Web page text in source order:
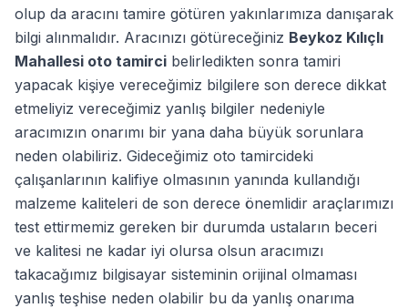
olup da aracını tamire götüren yakınlarımıza danışarak
bilgi alınmalıdır. Aracınızı götüreceğiniz Beykoz Kılıçlı
Mahallesi oto tamirci belirledikten sonra tamiri
yapacak kişiye vereceğimiz bilgilere son derece dikkat
etmeliyiz vereceğimiz yanlış bilgiler nedeniyle
aracımızın onarımı bir yana daha büyük sorunlara
neden olabiliriz. Gideceğimiz oto tamircideki
çalışanlarının kalifiye olmasının yanında kullandığı
malzeme kaliteleri de son derece önemlidir araçlarımızı
test ettirmemiz gereken bir durumda ustaların beceri
ve kalitesi ne kadar iyi olursa olsun aracımızı
takacağımız bilgisayar sisteminin orijinal olmaması
yanlış teşhise neden olabilir bu da yanlış onarıma